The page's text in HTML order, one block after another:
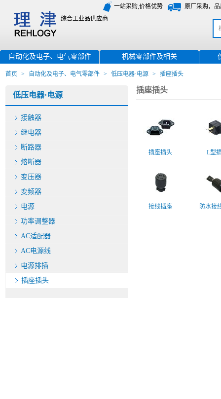
一站采购,价格优势
原厂采购，
综合工业品供应商
自动化及电子、电气零部件 机械零部件及相关
首页 > 自动化及电子、电气零部件 > 低压电器·电源 > 插座插头
低压电器·电源
接触器
继电器
断路器
熔断器
变压器
变频器
电源
功率调整器
AC适配器
AC电源线
电源排插
插座插头
插座插头
插座插头 L型
接线插座 防水接